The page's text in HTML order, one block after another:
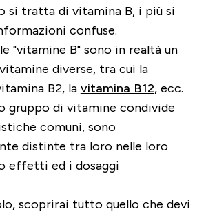
si tratta di vitamina B, i più si
confuse.
"vitamine B" sono in realtà un
diverse, tra cui la
B2, la vitamina B12, ecc.
gruppo di vitamine condivide
comuni, sono
distinte tra loro nelle loro
effetti ed i dosaggi
scoprirai tutto quello che devi